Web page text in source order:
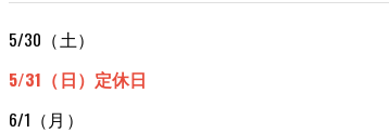
5/30（土）
5/31（日）定休日
6/1（月）